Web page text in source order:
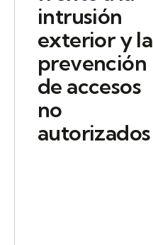
intrusión
exterior y la
prevención
de accesos
no
autorizados